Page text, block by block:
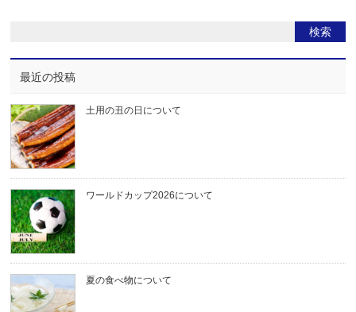
最近の投稿
土用の丑の日について
ワールドカップ2026について
夏の食べ物について